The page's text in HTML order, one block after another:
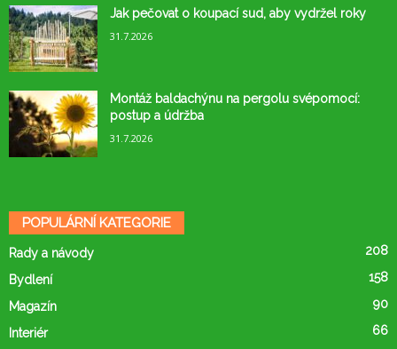
Jak pečovat o koupací sud, aby vydržel roky
31.7.2026
Montáž baldachýnu na pergolu svépomocí:
postup a údržba
31.7.2026
POPULÁRNÍ KATEGORIE
Rady a návody 208
Bydlení 158
Magazín 90
Interiér 66